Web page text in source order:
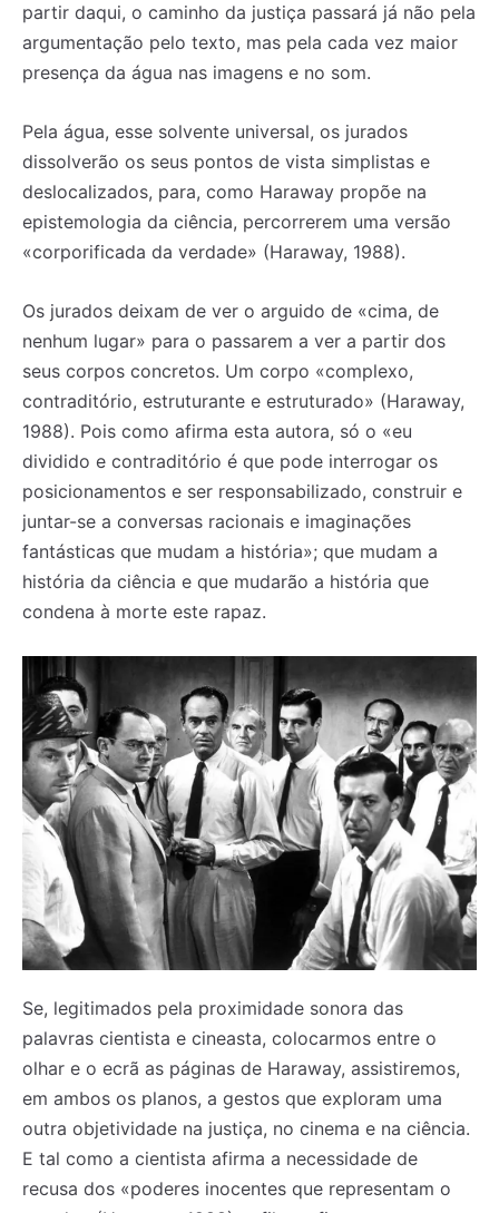
partir daqui, o caminho da justiça passará já não pela
argumentação pelo texto, mas pela cada vez maior
presença da água nas imagens e no som.
Pela água, esse solvente universal, os jurados
dissolverão os seus pontos de vista simplistas e
deslocalizados, para, como Haraway propõe na
epistemologia da ciência, percorrerem uma versão
«corporificada da verdade» (Haraway, 1988).
Os jurados deixam de ver o arguido de «cima, de
nenhum lugar» para o passarem a ver a partir dos
seus corpos concretos. Um corpo «complexo,
contraditório, estruturante e estruturado» (Haraway,
1988). Pois como afirma esta autora, só o «eu
dividido e contraditório é que pode interrogar os
posicionamentos e ser responsabilizado, construir e
juntar-se a conversas racionais e imaginações
fantásticas que mudam a história»; que mudam a
história da ciência e que mudarão a história que
condena à morte este rapaz.
Se, legitimados pela proximidade sonora das
palavras cientista e cineasta, colocarmos entre o
olhar e o ecrã as páginas de Haraway, assistiremos,
em ambos os planos, a gestos que exploram uma
outra objetividade na justiça, no cinema e na ciência.
E tal como a cientista afirma a necessidade de
recusa dos «poderes inocentes que representam o